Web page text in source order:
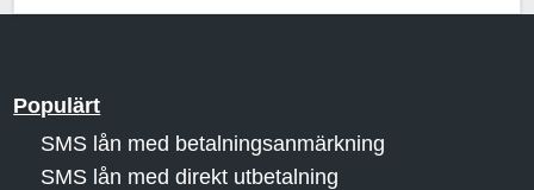
Populärt
SMS lån med betalningsanmärkning
SMS lån med direkt utbetalning